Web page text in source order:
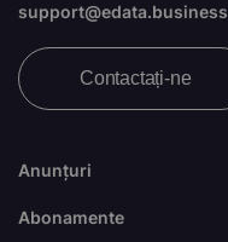
Anunțuri
Abonamente
support@edata.business
Contactați-ne